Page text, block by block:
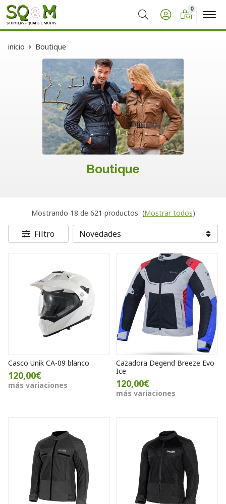
Buscar
0
inicio Boutique
Boutique
Mostrando 18 de 621 productos (Mostrar todos)
Filtro
Casco Unik CA-09 blanco
120,00€
más variaciones
Cazadora Degend Breeze Evo
Ice
120,00€
más variaciones